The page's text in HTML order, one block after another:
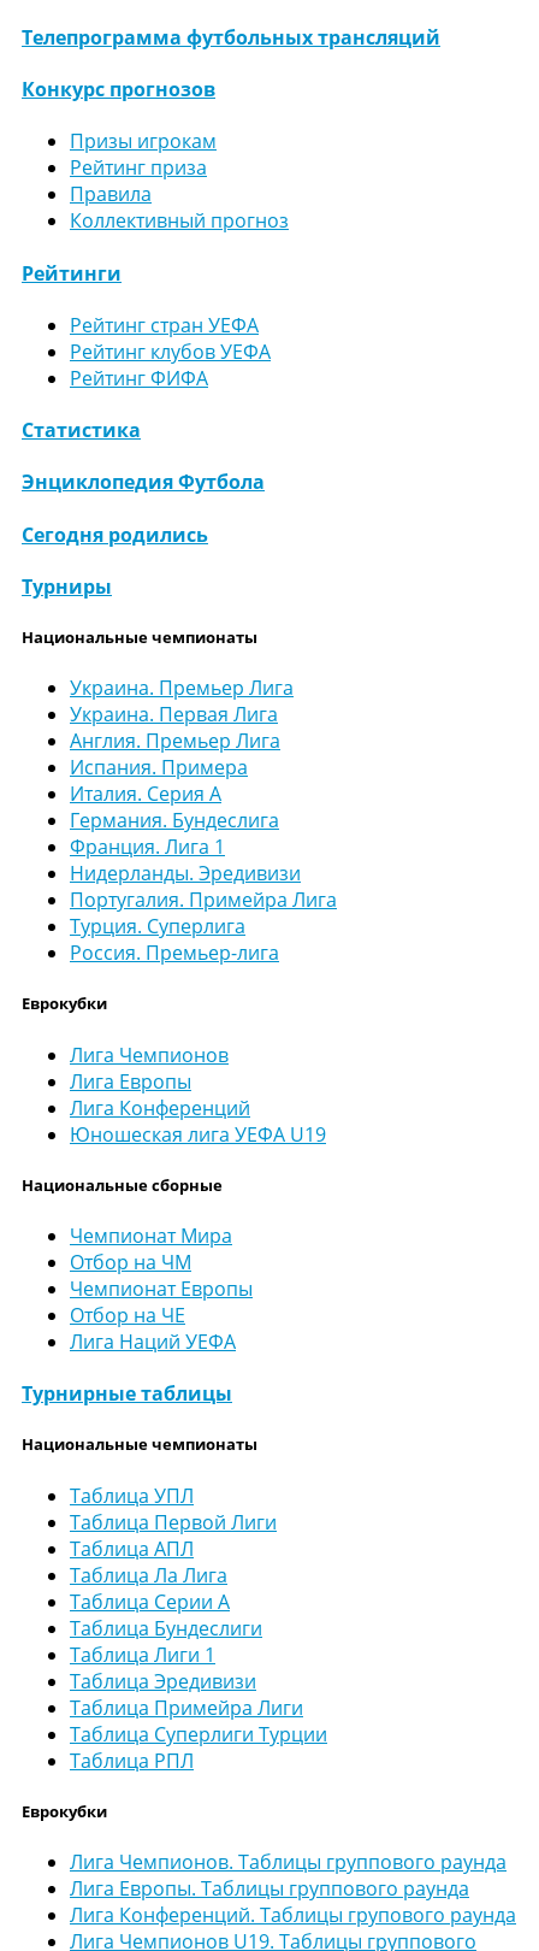
Телепрограмма футбольных трансляций
Конкурс прогнозов
Призы игрокам
Рейтинг приза
Правила
Коллективный прогноз
Рейтинги
Рейтинг стран УЕФА
Рейтинг клубов УЕФА
Рейтинг ФИФА
Статистика
Энциклопедия Футбола
Сегодня родились
Турниры
Национальные чемпионаты
Украина. Премьер Лига
Украина. Первая Лига
Англия. Премьер Лига
Испания. Примера
Италия. Серия А
Германия. Бундеслига
Франция. Лига 1
Нидерланды. Эредивизи
Португалия. Примейра Лига
Турция. Суперлига
Россия. Премьер-лига
Еврокубки
Лига Чемпионов
Лига Европы
Лига Конференций
Юношеская лига УЕФА U19
Национальные сборные
Чемпионат Мира
Отбор на ЧМ
Чемпионат Европы
Отбор на ЧЕ
Лига Наций УЕФА
Турнирные таблицы
Национальные чемпионаты
Таблица УПЛ
Таблица Первой Лиги
Таблица АПЛ
Таблица Ла Лига
Таблица Серии А
Таблица Бундеслиги
Таблица Лиги 1
Таблица Эредивизи
Таблица Примейра Лиги
Таблица Суперлиги Турции
Таблица РПЛ
Еврокубки
Лига Чемпионов. Таблицы группового раунда
Лига Европы. Таблицы группового раунда
Лига Конференций. Таблицы групового раунда
Лига Чемпионов U19. Таблицы группового